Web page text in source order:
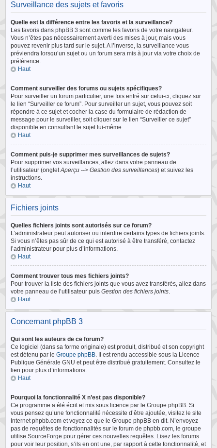
Surveillance des sujets et favoris
Quelle est la différence entre les favoris et la surveillance?
Les favoris dans phpBB 3 sont comme les favoris de votre navigateur.
Vous n’êtes pas nécessairement averti des mises à jour, mais vous
pouvez revenir plus tard sur le sujet. A l’inverse, la surveillance vous
préviendra lorsqu’un sujet ou un forum sera mis à jour via votre choix de
préférence.
Haut
Comment surveiller des forums ou sujets spécifiques?
Pour surveiller un forum particulier, une fois entré sur celui-ci, cliquez sur
le lien “Surveiller ce forum”. Pour surveiller un sujet, vous pouvez soit
répondre à ce sujet et cocher la case du formulaire de rédaction de
message pour le surveiller, soit cliquer sur le lien “Surveiller ce sujet”
disponible en consultant le sujet lui-même.
Haut
Comment puis-je supprimer mes surveillances de sujets?
Pour supprimer vos surveillances, allez dans votre panneau de
l’utilisateur (ongletAperçu --> Gestion des surveillances) et suivez les
instructions.
Haut
Fichiers joints
Quelles fichiers joints sont autorisés sur ce forum?
L’administrateur peut autoriser ou interdire certains types de fichiers joints.
Si vous n’êtes pas sûr de ce qui est autorisé à être transféré, contactez
l’administrateur pour plus d’informations.
Haut
Comment trouver tous mes fichiers joints?
Pour trouver la liste des fichiers joints que vous avez transférés, allez dans
votre panneau de l’utilisateur puisGestion des fichiers joints.
Haut
Concernant phpBB 3
Qui sont les auteurs de ce forum?
Ce logiciel (dans sa forme originale) est produit, distribué et son copyright
est détenu par leGroupe phpBB. Il est rendu accessible sous la Licence
Publique Générale GNU et peut être distribué gratuitement. Consultez le
lien pour plus d’informations.
Haut
Pourquoi la fonctionnalité X n’est pas disponible?
Ce programme a été écrit et mis sous licence par le Groupe phpBB. Si
vous pensez qu’une fonctionnalité nécessite d’être ajoutée, visitez le site
Internet phpbb.com et voyez ce que le Groupe phpBB en dit. N’envoyez
pas de requêtes de fonctionnalités sur le forum de phpbb.com, le groupe
utilise SourceForge pour gérer ces nouvelles requêtes. Lisez les forums
pour voir leur position, s’ils en ont une, par rapport à cette fonctionnalité, et